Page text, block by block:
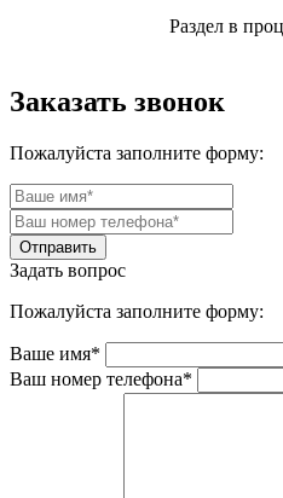
Раздел в
Заказать звонок
Пожалуйста заполните форму:
Задать вопрос
Пожалуйста заполните форму:
Ваше имя*
Ваш номер телефона*